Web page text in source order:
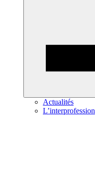
Actualités
L’interprofession